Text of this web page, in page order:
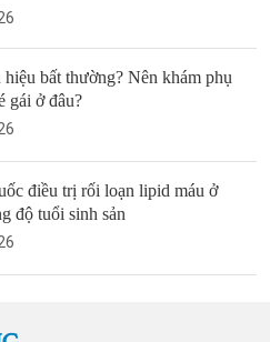
hiệu bất thường? Nên khám phụ
gái ở đâu?
điều trị rối loạn lipid máu ở
độ tuổi sinh sản